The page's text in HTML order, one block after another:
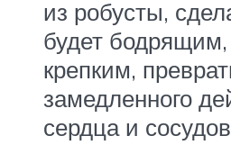
из робусты,
будет
крепким,
замедленного
сердца и